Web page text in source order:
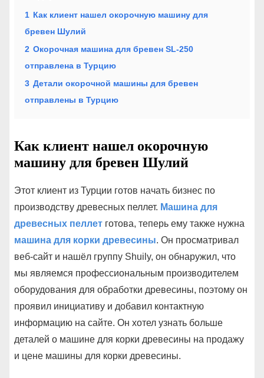
1 Как клиент нашел окорочную машину для
бревен Шулий
2 Окорочная машина для бревен SL-250
отправлена ​​в Турцию
3 Детали окорочной машины для бревен
отправлены в Турцию
Как клиент нашел окорочную
машину для бревен Шулий
Этот клиент из Турции готов начать бизнес по
производству древесных пеллет. Машина для
древесных пеллет готова, теперь ему также нужна
машина для корки древесины. Он просматривал
веб-сайт и нашёл группу Shuily, он обнаружил, что
мы являемся профессиональным производителем
оборудования для обработки древесины, поэтому он
проявил инициативу и добавил контактную
информацию на сайте. Он хотел узнать больше
деталей о машине для корки древесины на продажу
и цене машины для корки древесины.